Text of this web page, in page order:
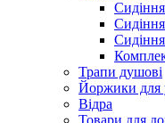
Трапи душові
Йоржики для
Відра
Товари для